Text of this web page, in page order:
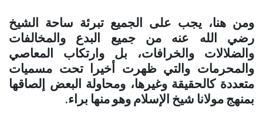
ومن هنا، يجب على الجميع تبرئة ساحة الشيخ
رضي الله عنه من جميع البدع والمخالفات
والضلالات والخرافات، بل وارتكاب المعاصي
والمحرمات والتي ظهرت أخيرا تحت مسميات
متعددة كالحقيقة وغيرها، ومحاولة البعض إلصاقها
بمنهج مولانا شيخ الإسلام وهو منها براء.